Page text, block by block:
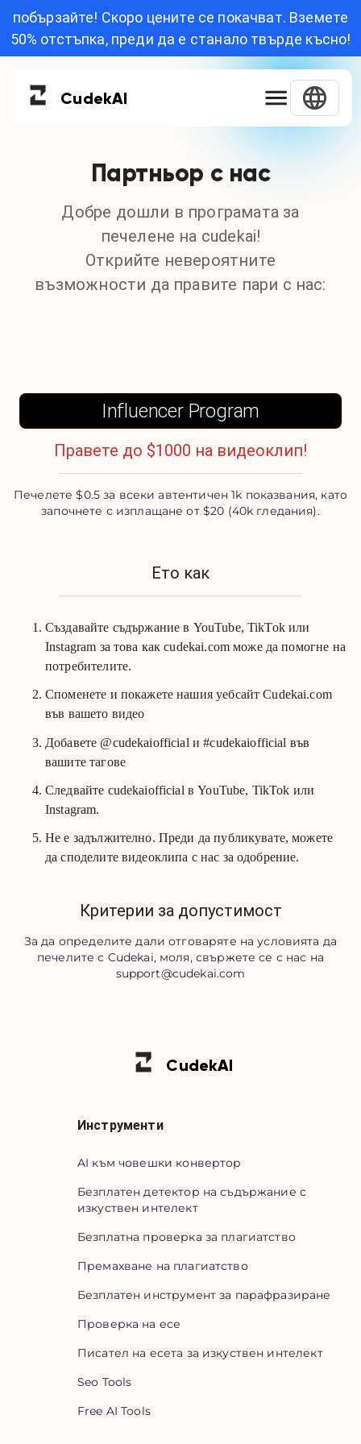
побързайте! Скоро цените се покачват. Вземете
50% отстъпка, преди да е станало твърде късно!
CudekAI
Партньор с нас
Добре дошли в програмата за
печелене на cudekai!
Открийте невероятните
възможности да правите пари с нас:
Influencer Program
Правете до $1000 на видеоклип!
Печелете $0.5 за всеки автентичен 1k показвания, като
започнете с изплащане от $20 (40k гледания).
Ето как
Създавайте съдържание в YouTube, TikTok или
Instagram за това как cudekai.com може да помогне на
потребителите.
Споменете и покажете нашия уебсайт Cudekai.com
във вашето видео
Добавете @cudekaiofficial и #cudekaiofficial във
вашите тагове
Следвайте cudekaiofficial в YouTube, TikTok или
Instagram.
Не е задължително. Преди да публикувате, можете
да споделите видеоклипа с нас за одобрение.
Критерии за допустимост
За да определите дали отговаряте на условията да
печелите с Cudekai, моля, свържете се с нас на
support@cudekai.com
CudekAI
Инструменти
AI към човешки конвертор
Безплатен детектор на съдържание с
изкуствен интелект
Безплатна проверка за плагиатство
Премахване на плагиатство
Безплатен инструмент за парафразиране
Проверка на есе
Писател на есета за изкуствен интелект
Seo Tools
Free AI Tools